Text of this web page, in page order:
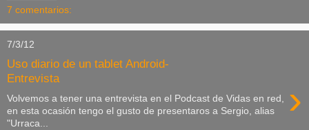
7 comentarios:
7/3/12
Uso diario de un tablet Android-
Entrevista
›
Volvemos a tener una entrevista en el Podcast de Vidas en red,
en esta ocasión tengo el gusto de presentaros a Sergio, alias
"Urraca...